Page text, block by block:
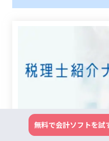
新規開業の準備から法
無料で会計ソフトを試